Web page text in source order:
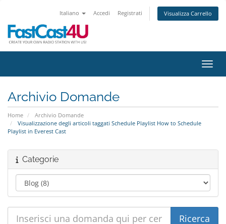
Italiano Accedi Registrati Visualizza Carrello
Archivio Domande
Home
Archivio Domande
Visualizzazione degli articoli taggati Schedule Playlist How to Schedule
Playlist in Everest Cast
Categorie